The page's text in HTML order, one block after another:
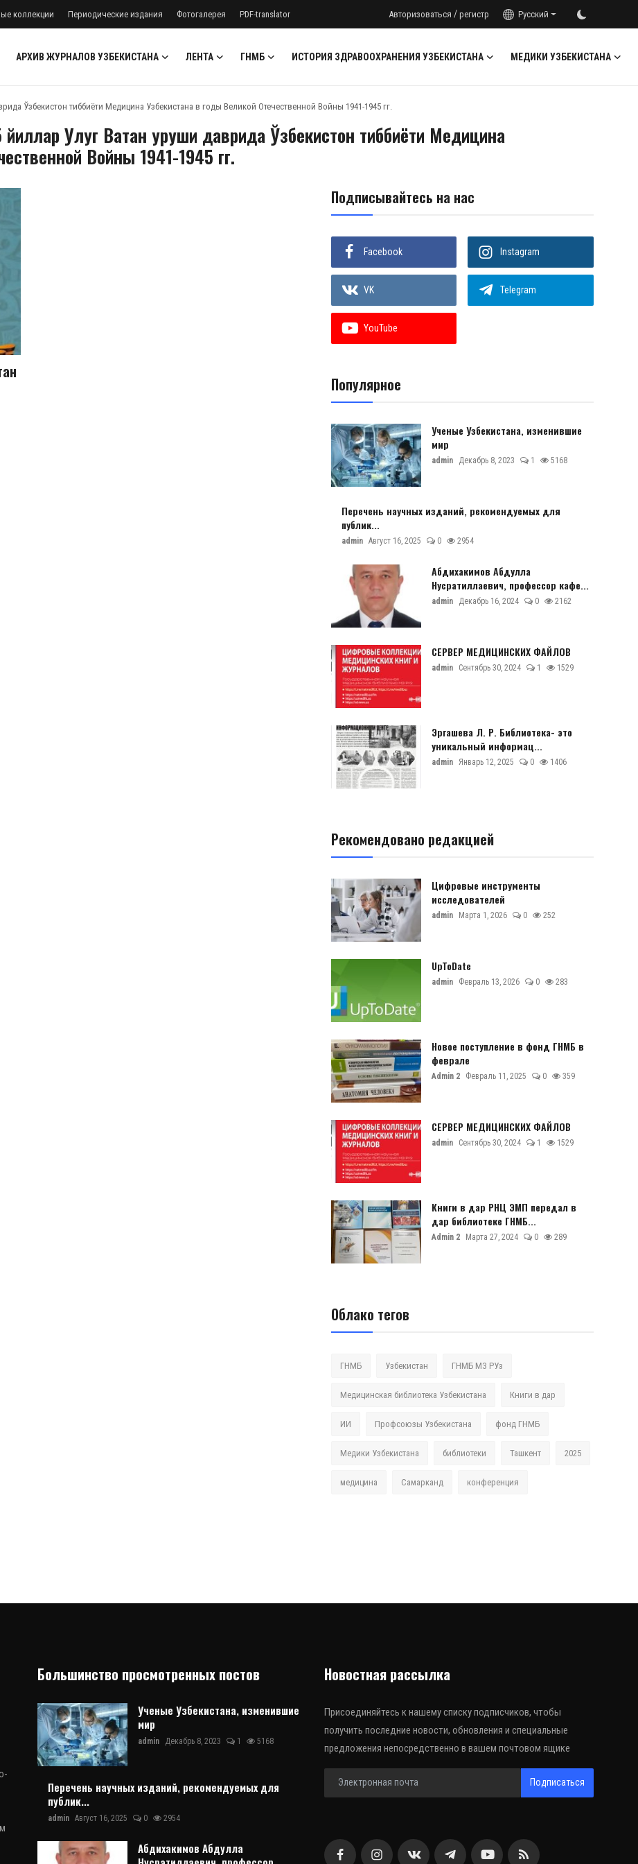
коллекции Периодические издания Фотогалерея PDF-translator Авторизоваться / регистр Русский
АРХИВ ЖУРНАЛОВ УЗБЕКИСТАНА ЛЕНТА ГНМБ ИСТОРИЯ ЗДРАВООХРАНЕНИЯ УЗБЕКИСТАНА МЕДИКИ УЗБЕКИСТАНА
Ўзбекистон тиббиёти Медицина Узбекистана в годы Великой Отечественной Войны 1941-1945 гг.
Улуг Ватан уруши даврида Ўзбекистон тиббиёти Медицина
Войны 1941-1945 гг.
Подписывайтесь на нас
Facebook Instagram
VK Telegram
YouTube
Популярное
Ученые Узбекистана, изменившие
мир
admin Декабрь 8, 2023 1 5168
Перечень научных изданий, рекомендуемых для
публик...
admin Август 16, 2025 0 2954
Абдихакимов Абдулла
Нусратиллаевич, профессор кафе...
admin Декабрь 16, 2024 0 2162
СЕРВЕР МЕДИЦИНСКИХ ФАЙЛОВ
admin Сентябрь 30, 2024 1 1529
Эргашева Л. Р. Библиотека- это
уникальный информац...
admin Январь 12, 2025 0 1406
Рекомендовано редакцией
Цифровые инструменты
исследователей
admin Марта 1, 2026 0 252
UpToDate
admin Февраль 13, 2026 0 283
Новое поступление в фонд ГНМБ в
феврале
Admin 2 Февраль 11, 2025 0 359
СЕРВЕР МЕДИЦИНСКИХ ФАЙЛОВ
admin Сентябрь 30, 2024 1 1529
Книги в дар РНЦ ЭМП передал в
дар библиотеке ГНМБ...
Admin 2 Марта 27, 2024 0 289
Облако тегов
ГНМБ Узбекистан ГНМБ МЗ РУз
Медицинская библиотека Узбекистана Книги в дар
ИИ Профсоюзы Узбекистана фонд ГНМБ
Медики Узбекистана библиотеки Ташкент 2025
медицина Самарканд конференция
Большинство просмотренных постов
Ученые Узбекистана, изменившие
мир
admin Декабрь 8, 2023 1 5168
Перечень научных изданий, рекомендуемых для
публик...
admin Август 16, 2025 0 2954
Абдихакимов Абдулла
Новостная рассылка
Присоединяйтесь к нашему списку подписчиков, чтобы
получить последние новости, обновления и специальные
предложения непосредственно в вашем почтовом ящике
Подписаться